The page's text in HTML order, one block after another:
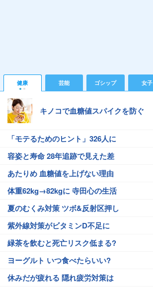
健康 芸能 ゴシップ 女子
キノコで血糖値スパイクを防ぐ
「モテるためのヒント」326人に
容姿と寿命 28年追跡で見えた差
あたりめ 血糖値を上げない理由
体重62kg→82kgに 寺田心の生活
夏のむくみ対策 ツボ&反射区押し
紫外線対策がビタミンD不足に
緑茶を飲むと死亡リスク低まる?
ヨーグルト いつ食べたらいい?
休みだが疲れる 隠れ疲労対策は